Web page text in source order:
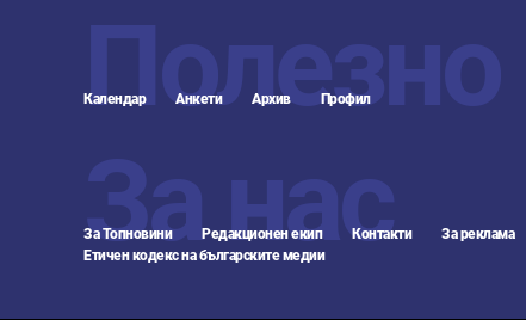
Полезно
Календар Анкети Архив Профил
За нас
За Топновини Редакционен екип Контакти За реклама
Етичен кодекс на българските медии